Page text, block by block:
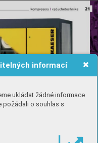
informací
ukládat žádné informace
požádali o souhlas s